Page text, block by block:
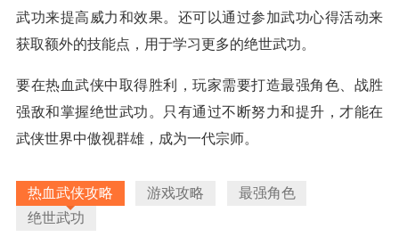
武功来提高威力和效果。还可以通过参加武功心得活动来
获取额外的技能点，用于学习更多的绝世武功。
要在热血武侠中取得胜利，玩家需要打造最强角色、战胜
强敌和掌握绝世武功。只有通过不断努力和提升，才能在
武侠世界中傲视群雄，成为一代宗师。
热血武侠攻略 游戏攻略
最强角色
绝世武功